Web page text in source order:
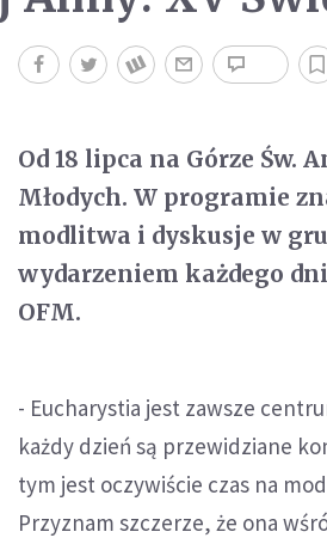
Od 18 lipca na Górze
Młodych. W programie
modlitwa i dyskusje w
wydarzeniem każdego
OFM.
- Eucharystia jest zawsze
każdy dzień są przewidziane
tym jest oczywiście czas na
Przyznam szczerze, że ona